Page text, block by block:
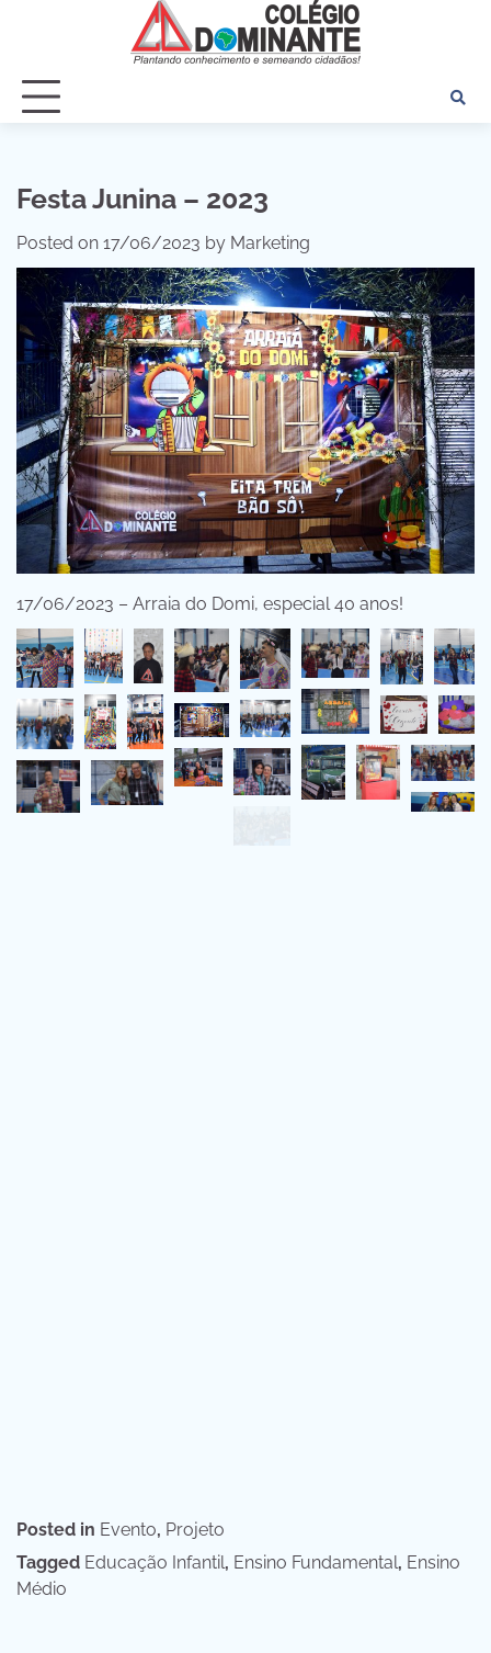
Festa Junina – 2023
Posted on 17/06/2023 by Marketing
17/06/2023 – Arraia do Domi, especial 40 anos!
Posted in Evento, Projeto
Tagged Educação Infantil, Ensino Fundamental, Ensino
Médio